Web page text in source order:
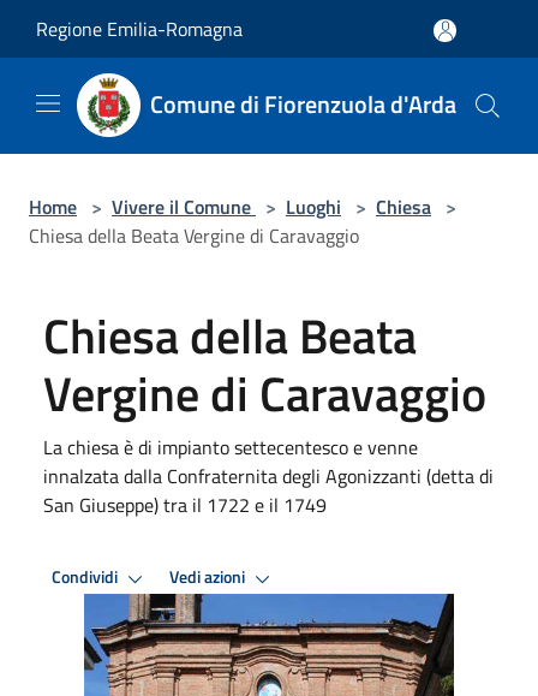
Regione Emilia-Romagna
Comune di Fiorenzuola d'Arda
Home > Vivere il Comune > Luoghi > Chiesa >
Chiesa della Beata Vergine di Caravaggio
Chiesa della Beata
Vergine di Caravaggio
La chiesa è di impianto settecentesco e venne
innalzata dalla Confraternita degli Agonizzanti (detta di
San Giuseppe) tra il 1722 e il 1749
Condividi Vedi azioni